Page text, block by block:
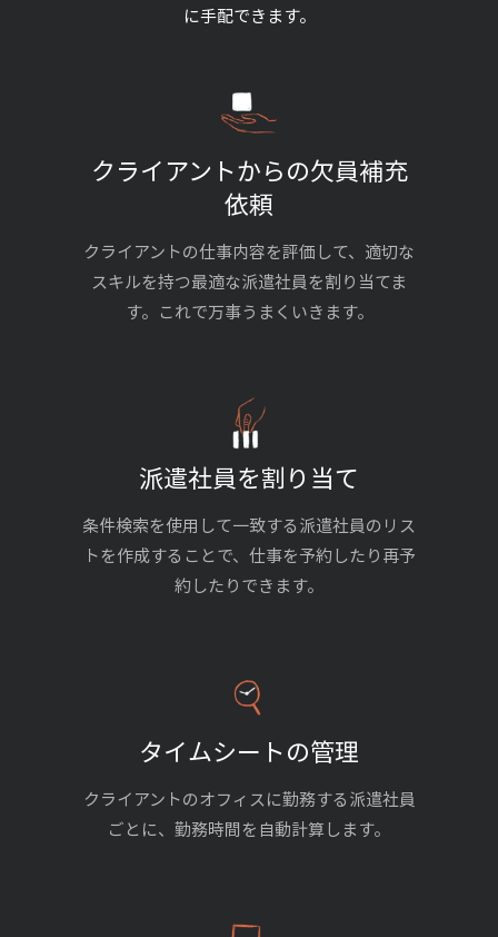
に手配できます。
クライアントからの欠員補充
依頼
クライアントの仕事内容を評価して、適切な
スキルを持つ最適な派遣社員を割り当てま
す。これで万事うまくいきます。
派遣社員を割り当て
条件検索を使用して一致する派遣社員のリス
トを作成することで、仕事を予約したり再予
約したりできます。
タイムシートの管理
クライアントのオフィスに勤務する派遣社員
ごとに、勤務時間を自動計算します。